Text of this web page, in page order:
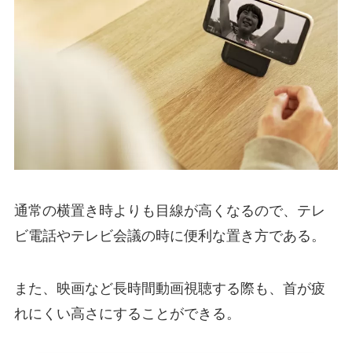
通常の横置き時よりも目線が高くなるので、テレ
ビ電話やテレビ会議の時に便利な置き方である。
また、映画など長時間動画視聴する際も、首が疲
れにくい高さにすることができる。